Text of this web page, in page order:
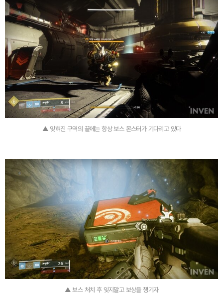
▲ 잊혀진 구역의 끝에는 항상 보스 몬스터가 기다리고 있다
▲ 보스 처치 후 잊지말고 보상을 챙기자